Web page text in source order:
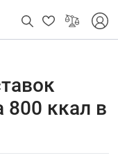
800 ккал в